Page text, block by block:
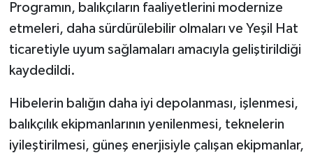
Programın, balıkçıların faaliyetlerini modernize
etmeleri, daha sürdürülebilir olmaları ve Yeşil Hat
ticaretiyle uyum sağlamaları amacıyla geliştirildiği
kaydedildi.
Hibelerin balığın daha iyi depolanması, işlenmesi,
balıkçılık ekipmanlarının yenilenmesi, teknelerin
iyileştirilmesi, güneş enerjisiyle çalışan ekipmanlar,